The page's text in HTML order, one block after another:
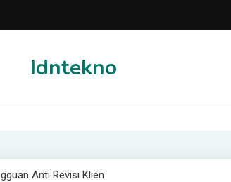
Idntekno
Anti Revisi Klien